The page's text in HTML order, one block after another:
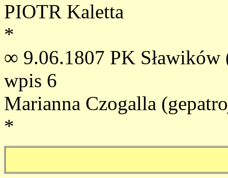
PIOTR Kaletta
*
∞ 9.06.1807 PK Sławików
wpis 6
Marianna Czogalla
*